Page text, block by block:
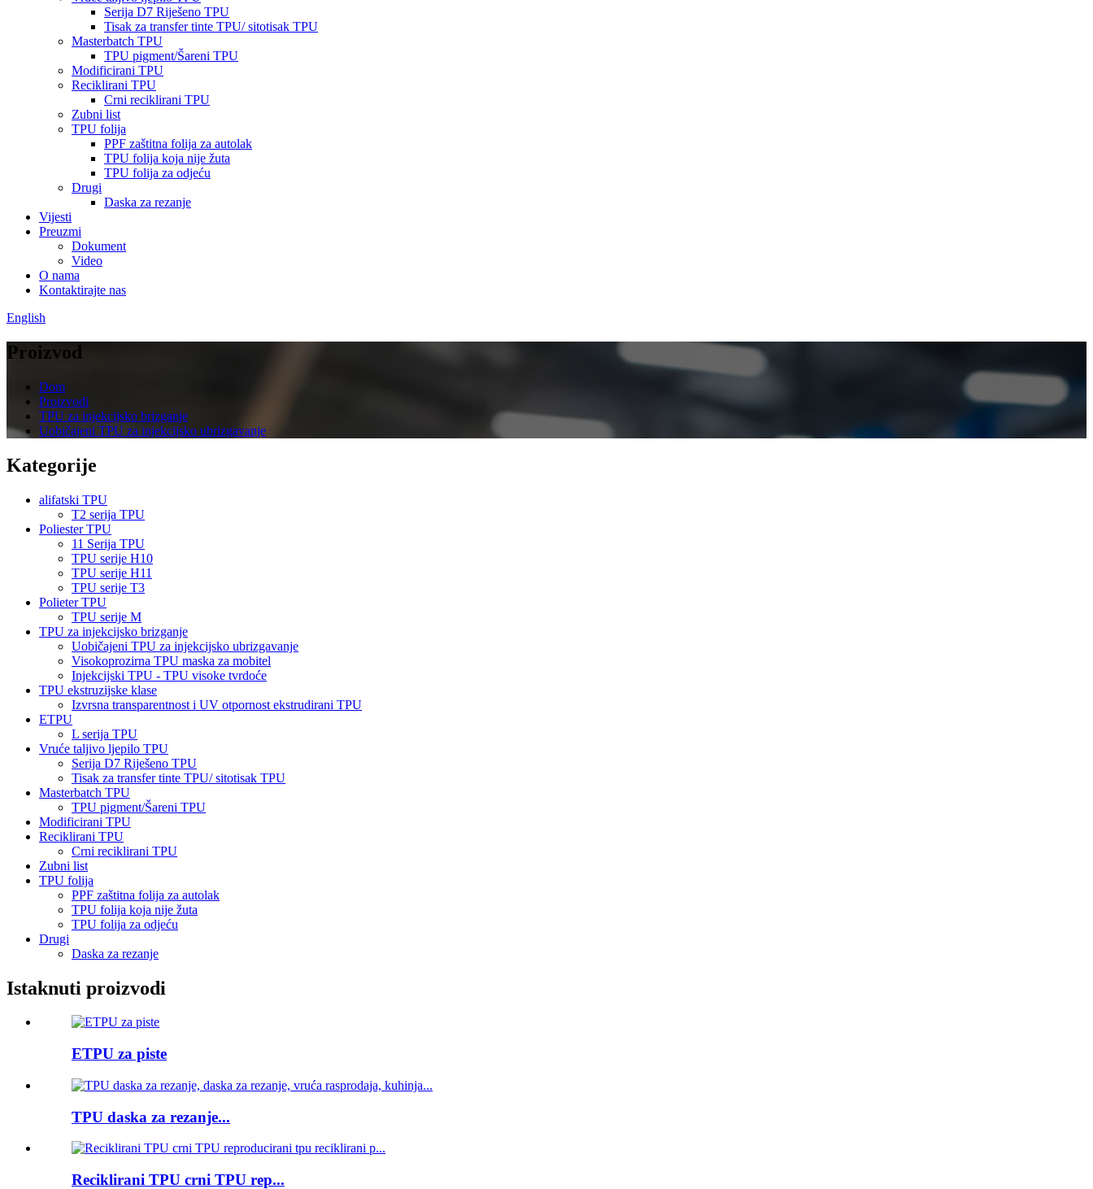
Serija D7 Riješeno TPU
Tisak za transfer tinte TPU/ sitotisak TPU
Masterbatch TPU
TPU pigment/Šareni TPU
Modificirani TPU
Reciklirani TPU
Crni reciklirani TPU
Zubni list
TPU folija
PPF zaštitna folija za autolak
TPU folija koja nije žuta
TPU folija za odjeću
Drugi
Daska za rezanje
Vijesti
Preuzmi
Dokument
Video
O nama
Kontaktirajte nas
English
Proizvod
Dom
Proizvodi
TPU za injekcijsko brizganje
Uobičajeni TPU za injekcijsko ubrizgavanje
Kategorije
alifatski TPU
T2 serija TPU
Poliester TPU
11 Serija TPU
TPU serije H10
TPU serije H11
TPU serije T3
Polieter TPU
TPU serije M
TPU za injekcijsko brizganje
Uobičajeni TPU za injekcijsko ubrizgavanje
Visokoprozirna TPU maska ​​za mobitel
Injekcijski TPU - TPU visoke tvrdoće
TPU ekstruzijske klase
Izvrsna transparentnost i UV otpornost ekstrudirani TPU
ETPU
L serija TPU
Vruće taljivo ljepilo TPU
Serija D7 Riješeno TPU
Tisak za transfer tinte TPU/ sitotisak TPU
Masterbatch TPU
TPU pigment/Šareni TPU
Modificirani TPU
Reciklirani TPU
Crni reciklirani TPU
Zubni list
TPU folija
PPF zaštitna folija za autolak
TPU folija koja nije žuta
TPU folija za odjeću
Drugi
Daska za rezanje
Istaknuti proizvodi
ETPU za piste
TPU daska za rezanje...
Reciklirani TPU crni TPU rep...